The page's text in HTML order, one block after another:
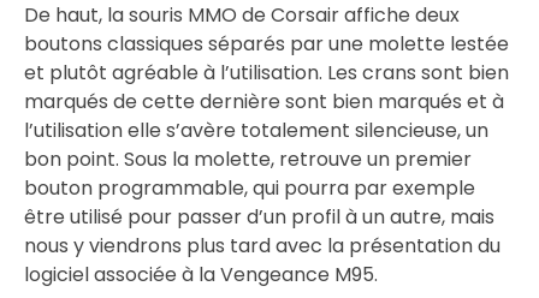
De haut, la souris MMO de Corsair affiche deux
boutons classiques séparés par une molette lestée
et plutôt agréable à l’utilisation. Les crans sont bien
marqués de cette dernière sont bien marqués et à
l’utilisation elle s’avère totalement silencieuse, un
bon point. Sous la molette, retrouve un premier
bouton programmable, qui pourra par exemple
être utilisé pour passer d’un profil à un autre, mais
nous y viendrons plus tard avec la présentation du
logiciel associée à la Vengeance M95.